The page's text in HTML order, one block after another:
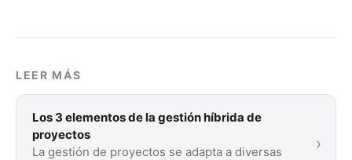
LEER MÁS
Los 3 elementos de la gestión híbrida de
proyectos
La gestión de proyectos se adapta a diversas
›